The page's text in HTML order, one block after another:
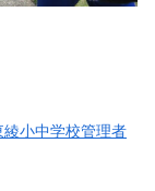
綾小中学校管理者